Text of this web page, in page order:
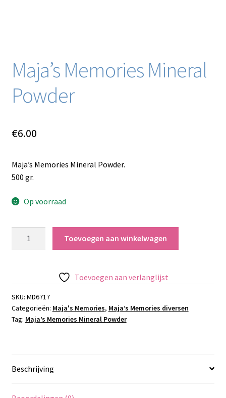
Maja’s Memories Mineral
Powder
€6.00
Maja’s Memories Mineral Powder.
500 gr.
Op voorraad
Toevoegen aan winkelwagen
Toevoegen aan verlanglijst
SKU: MD6717
Categorieën: Maja's Memories, Maja’s Memories diversen
Tag: Maja’s Memories Mineral Powder
Beschrijving